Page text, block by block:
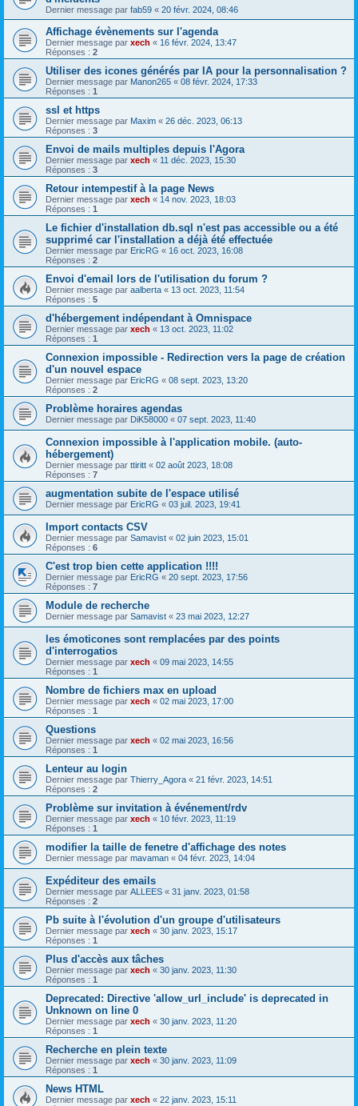
Dernier message par fab59 « 20 févr. 2024, 08:46
Affichage évènements sur l'agenda
Dernier message par xech « 16 févr. 2024, 13:47
Réponses : 2
Utiliser des icones générés par IA pour la personnalisation ?
Dernier message par Manon265 « 08 févr. 2024, 17:33
Réponses : 1
ssl et https
Dernier message par Maxim « 26 déc. 2023, 06:13
Réponses : 3
Envoi de mails multiples depuis l'Agora
Dernier message par xech « 11 déc. 2023, 15:30
Réponses : 3
Retour intempestif à la page News
Dernier message par xech « 14 nov. 2023, 18:03
Réponses : 1
Le fichier d'installation db.sql n'est pas accessible ou a été
supprimé car l'installation a déjà été effectuée
Dernier message par EricRG « 16 oct. 2023, 16:08
Réponses : 2
Envoi d'email lors de l'utilisation du forum ?
Dernier message par aalberta « 13 oct. 2023, 11:54
Réponses : 5
d'hébergement indépendant à Omnispace
Dernier message par xech « 13 oct. 2023, 11:02
Réponses : 1
Connexion impossible - Redirection vers la page de création
d'un nouvel espace
Dernier message par EricRG « 08 sept. 2023, 13:20
Réponses : 2
Problème horaires agendas
Dernier message par DiK58000 « 07 sept. 2023, 11:40
Connexion impossible à l'application mobile. (auto-
hébergement)
Dernier message par ttiritt « 02 août 2023, 18:08
Réponses : 7
augmentation subite de l'espace utilisé
Dernier message par EricRG « 03 juil. 2023, 19:41
Import contacts CSV
Dernier message par Samavist « 02 juin 2023, 15:01
Réponses : 6
C'est trop bien cette application !!!!
Dernier message par EricRG « 20 sept. 2023, 17:56
Réponses : 7
Module de recherche
Dernier message par Samavist « 23 mai 2023, 12:27
les émoticones sont remplacées par des points
d'interrogatios
Dernier message par xech « 09 mai 2023, 14:55
Réponses : 1
Nombre de fichiers max en upload
Dernier message par xech « 02 mai 2023, 17:00
Réponses : 1
Questions
Dernier message par xech « 02 mai 2023, 16:56
Réponses : 1
Lenteur au login
Dernier message par Thierry_Agora « 21 févr. 2023, 14:51
Réponses : 2
Problème sur invitation à événement/rdv
Dernier message par xech « 10 févr. 2023, 11:19
Réponses : 1
modifier la taille de fenetre d'affichage des notes
Dernier message par mavaman « 04 févr. 2023, 14:04
Expéditeur des emails
Dernier message par ALLEES « 31 janv. 2023, 01:58
Réponses : 2
Pb suite à l'évolution d'un groupe d'utilisateurs
Dernier message par xech « 30 janv. 2023, 15:17
Réponses : 1
Plus d'accès aux tâches
Dernier message par xech « 30 janv. 2023, 11:30
Réponses : 1
Deprecated: Directive 'allow_url_include' is deprecated in
Unknown on line 0
Dernier message par xech « 30 janv. 2023, 11:20
Réponses : 1
Recherche en plein texte
Dernier message par xech « 30 janv. 2023, 11:09
Réponses : 1
News HTML
Dernier message par xech « 22 janv. 2023, 15:11